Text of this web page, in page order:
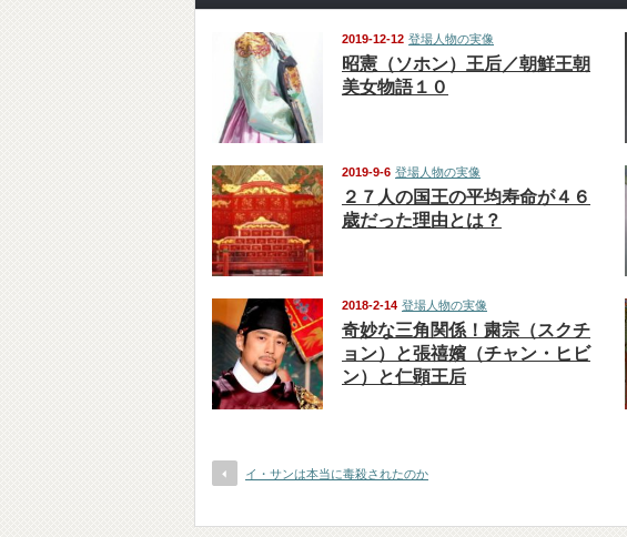
2019-12-12 登場人物の実像
昭憲（ソホン）王后／朝鮮王朝
美女物語１０
2019-9-6 登場人物の実像
２７人の国王の平均寿命が４６
歳だった理由とは？
2018-2-14 登場人物の実像
奇妙な三角関係！粛宗（スクチ
ョン）と張禧嬪（チャン・ヒビ
ン）と仁顕王后
イ・サンは本当に毒殺されたのか